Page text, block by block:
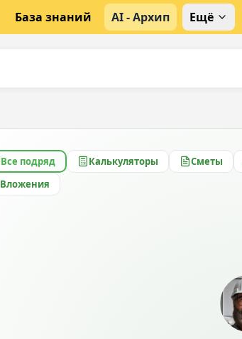
База знаний AI - Архип Ещё
Все подряд Калькуляторы Сметы
Вложения